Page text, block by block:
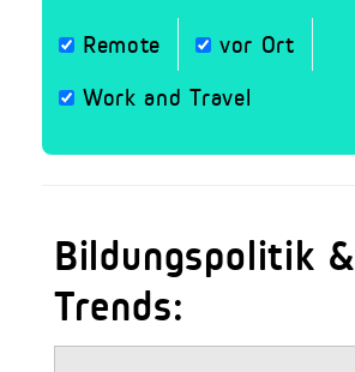
Remote vor Ort
Work and Travel
Bildungspolitik &
Trends: